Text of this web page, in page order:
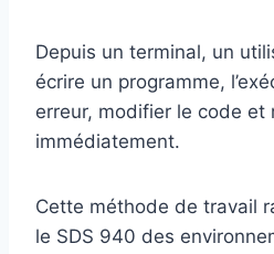
Depuis un terminal, un
écrire un programme,
erreur, modifier le code et
immédiatement.
Cette méthode de travail
le SDS 940 des